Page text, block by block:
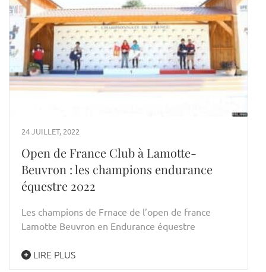
24 JUILLET, 2022
Open de France Club à Lamotte-
Beuvron : les champions endurance
équestre 2022
Les champions de Frnace de l’open de france
Lamotte Beuvron en Endurance équestre
LIRE PLUS